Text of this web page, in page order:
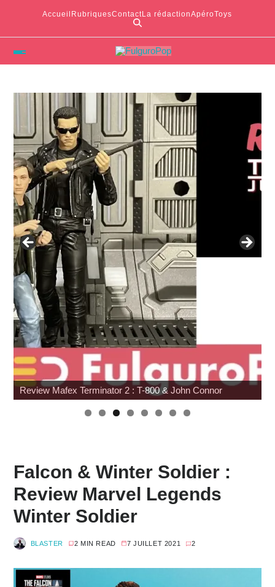
Accueil RubriquesContactLa rédactionApéroToys
Review Mafex Terminator 2 : T-800 & John Connor
Falcon & Winter Soldier :
Review Marvel Legends
Winter Soldier
BLASTER 2 MIN READ 7 JUILLET 2021 2